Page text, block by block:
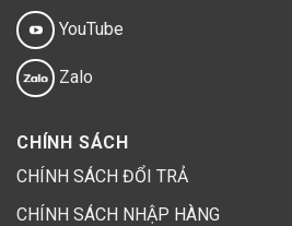
YouTube
Zalo
CHÍNH SÁCH
CHÍNH SÁCH ĐỔI TRẢ
CHÍNH SÁCH NHẬP HÀNG